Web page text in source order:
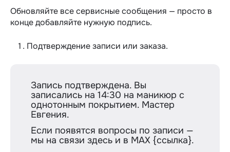
Обновляйте все сервисные сообщения — просто в
конце добавляйте нужную подпись.
Подтверждение записи или заказа.
Запись подтверждена. Вы
записались на 14:30 на маникюр с
однотонным покрытием. Мастер
Евгения.
Если появятся вопросы по записи —
мы на связи здесь и в MAX {ссылка}.